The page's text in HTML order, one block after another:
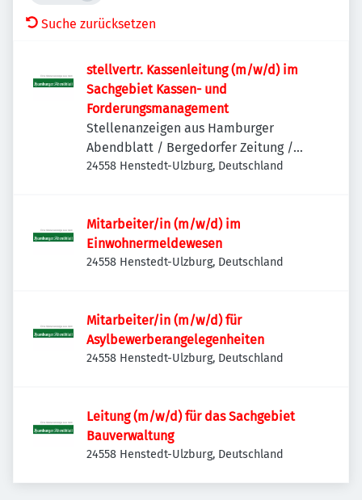
Suche zurücksetzen
stellvertr. Kassenleitung (m/w/d) im
Sachgebiet Kassen- und
Forderungsmanagement
Stellenanzeigen aus Hamburger
Abendblatt / Bergedorfer Zeitung /
Hamburger Wochenblatt / Niendorfer
24558 Henstedt-Ulzburg, Deutschland
Mitarbeiter/in (m/w/d) im
Einwohnermeldewesen
24558 Henstedt-Ulzburg, Deutschland
Mitarbeiter/in (m/w/d) für
Asylbewerberangelegenheiten
24558 Henstedt-Ulzburg, Deutschland
Leitung (m/w/d) für das Sachgebiet
Bauverwaltung
24558 Henstedt-Ulzburg, Deutschland